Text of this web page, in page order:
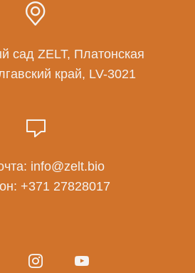
сад ZELT, Платонская
край, LV-3021
info@zelt.bio
+371 27828017